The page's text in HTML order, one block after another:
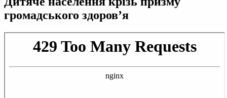
громадського здоров’я